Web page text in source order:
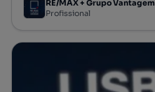
RE/MAX + Grupo Vantagem
Profissional